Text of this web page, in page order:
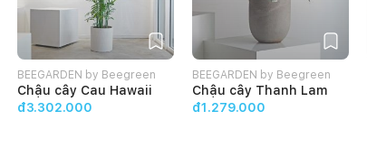
BEEGARDEN by Beegreen
Chậu cây Cau Hawaii
đ3.302.000
BEEGARDEN by Beegreen
Chậu cây Thanh Lam
đ1.279.000